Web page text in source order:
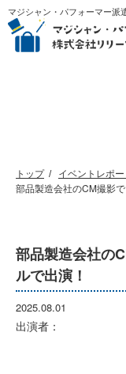
マジシャン・パフォーマー派
トップ
イベントレポー
部品製造会社のCM撮影
部品製造会社の
ルで出演！
2025.08.01
出演者：